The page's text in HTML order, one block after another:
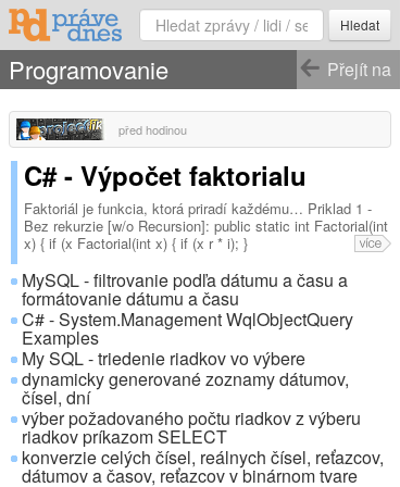
Hledat
Přejít na
Programovanie
před hodinou
C# - Výpočet faktorialu
Faktoriál je funkcia, ktorá priradí každému… Priklad 1 -
Bez rekurzie [w/o Recursion]: public static int Factorial(int
x) { if (x Factorial(int x) { if (x r * i); }
MySQL - filtrovanie podľa dátumu a času a
formátovanie dátumu a času
C# - System.Management WqlObjectQuery
Examples
My SQL - triedenie riadkov vo výbere
dynamicky generované zoznamy dátumov,
čísel, dní
výber požadovaného počtu riadkov z výberu
riadkov príkazom SELECT
konverzie celých čísel, reálnych čísel, reťazcov,
dátumov a časov, reťazcov v binárnom tvare